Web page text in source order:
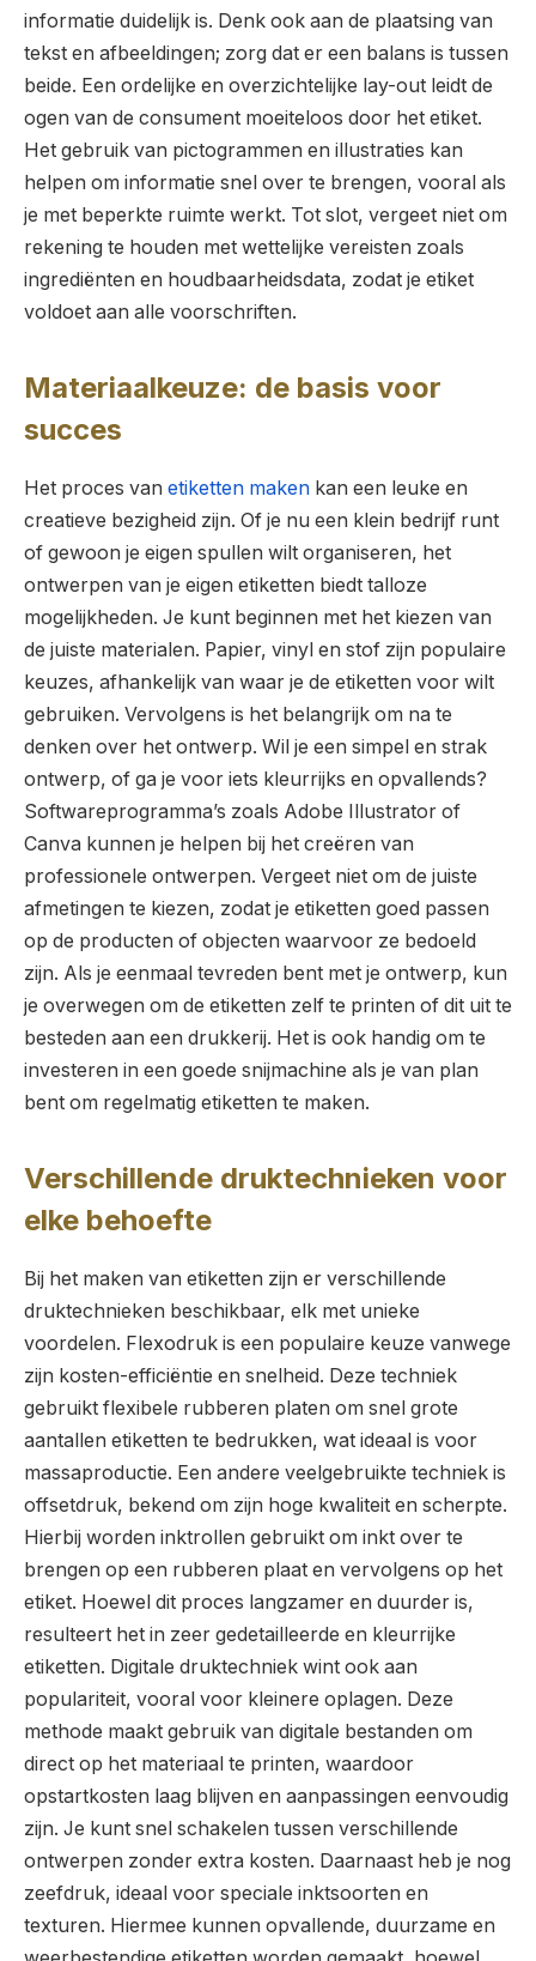
informatie duidelijk is. Denk ook aan de plaatsing van
tekst en afbeeldingen; zorg dat er een balans is tussen
beide. Een ordelijke en overzichtelijke lay-out leidt de
ogen van de consument moeiteloos door het etiket.
Het gebruik van pictogrammen en illustraties kan
helpen om informatie snel over te brengen, vooral als
je met beperkte ruimte werkt. Tot slot, vergeet niet om
rekening te houden met wettelijke vereisten zoals
ingrediënten en houdbaarheidsdata, zodat je etiket
voldoet aan alle voorschriften.
Materiaalkeuze: de basis voor
succes
Het proces van etiketten maken kan een leuke en
creatieve bezigheid zijn. Of je nu een klein bedrijf runt
of gewoon je eigen spullen wilt organiseren, het
ontwerpen van je eigen etiketten biedt talloze
mogelijkheden. Je kunt beginnen met het kiezen van
de juiste materialen. Papier, vinyl en stof zijn populaire
keuzes, afhankelijk van waar je de etiketten voor wilt
gebruiken. Vervolgens is het belangrijk om na te
denken over het ontwerp. Wil je een simpel en strak
ontwerp, of ga je voor iets kleurrijks en opvallends?
Softwareprogramma’s zoals Adobe Illustrator of
Canva kunnen je helpen bij het creëren van
professionele ontwerpen. Vergeet niet om de juiste
afmetingen te kiezen, zodat je etiketten goed passen
op de producten of objecten waarvoor ze bedoeld
zijn. Als je eenmaal tevreden bent met je ontwerp, kun
je overwegen om de etiketten zelf te printen of dit uit te
besteden aan een drukkerij. Het is ook handig om te
investeren in een goede snijmachine als je van plan
bent om regelmatig etiketten te maken.
Verschillende druktechnieken voor
elke behoefte
Bij het maken van etiketten zijn er verschillende
druktechnieken beschikbaar, elk met unieke
voordelen. Flexodruk is een populaire keuze vanwege
zijn kosten-efficiëntie en snelheid. Deze techniek
gebruikt flexibele rubberen platen om snel grote
aantallen etiketten te bedrukken, wat ideaal is voor
massaproductie. Een andere veelgebruikte techniek is
offsetdruk, bekend om zijn hoge kwaliteit en scherpte.
Hierbij worden inktrollen gebruikt om inkt over te
brengen op een rubberen plaat en vervolgens op het
etiket. Hoewel dit proces langzamer en duurder is,
resulteert het in zeer gedetailleerde en kleurrijke
etiketten. Digitale druktechniek wint ook aan
populariteit, vooral voor kleinere oplagen. Deze
methode maakt gebruik van digitale bestanden om
direct op het materiaal te printen, waardoor
opstartkosten laag blijven en aanpassingen eenvoudig
zijn. Je kunt snel schakelen tussen verschillende
ontwerpen zonder extra kosten. Daarnaast heb je nog
zeefdruk, ideaal voor speciale inktsoorten en
texturen. Hiermee kunnen opvallende, duurzame en